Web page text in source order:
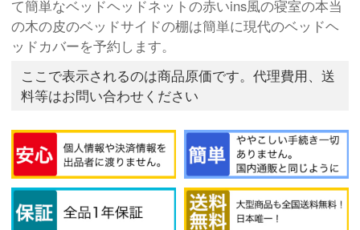
て簡単なベッドヘッドネットの赤いins風の寝室の本当
の木の皮のベッドサイドの棚は簡単に現代のベッドヘ
ッドカバーを予約します。
ここで表示されるのは商品原価です。代理費用、送
料等はお問い合わせください